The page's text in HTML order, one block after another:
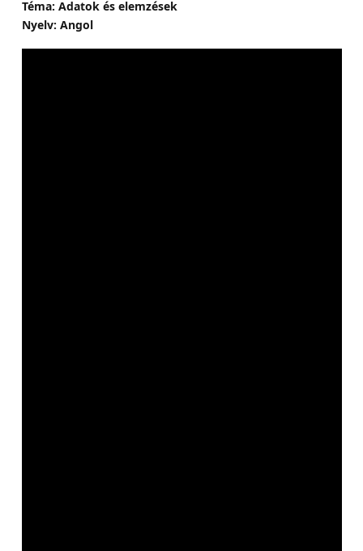
Téma: Adatok és elemzések
Nyelv: Angol